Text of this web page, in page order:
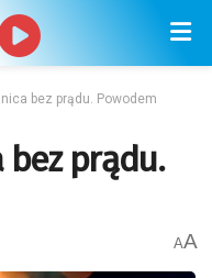
bez prądu. Powodem
bez prądu.
AA